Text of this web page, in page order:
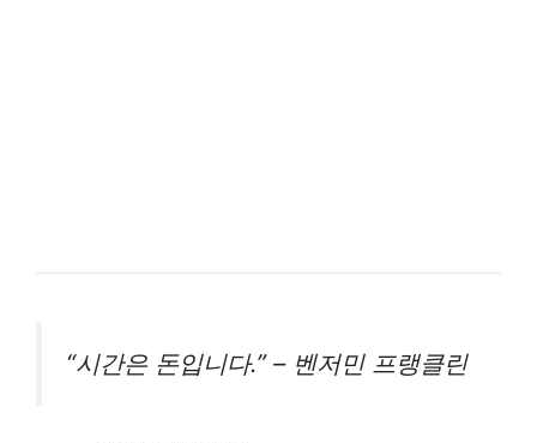
“시간은 돈입니다.” – 벤저민 프랭클린